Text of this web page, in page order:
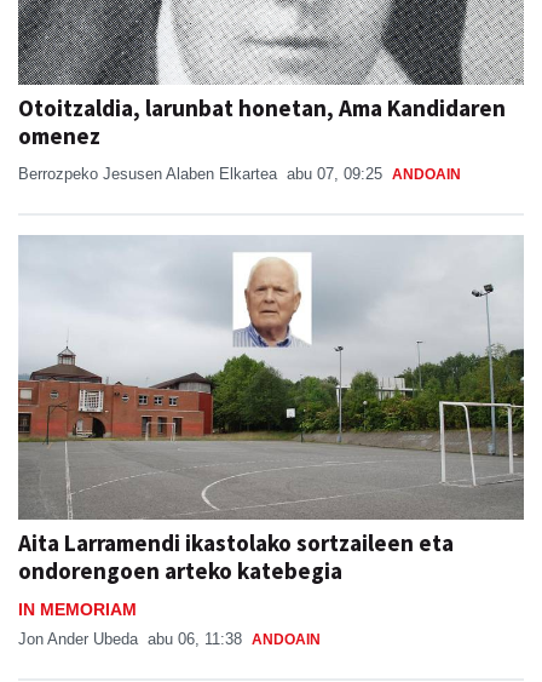
Otoitzaldia, larunbat honetan, Ama Kandidaren
omenez
Berrozpeko Jesusen Alaben Elkartea abu 07, 09:25 ANDOAIN
Aita Larramendi ikastolako sortzaileen eta
ondorengoen arteko katebegia
IN MEMORIAM
Jon Ander Ubeda abu 06, 11:38 ANDOAIN